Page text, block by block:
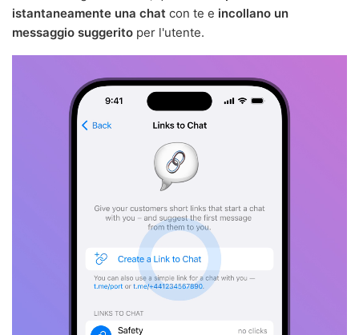
istantaneamente una chat con te e incollano un
messaggio suggerito per l'utente.